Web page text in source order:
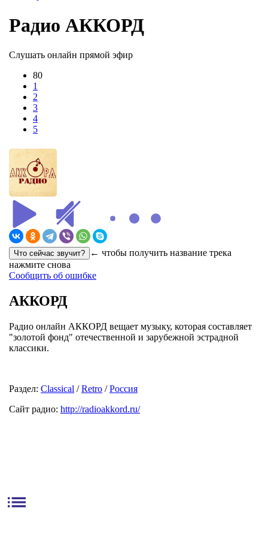
Радио АККОРД
Слушать онлайн прямой эфир
80
1
2
3
4
5
← чтобы получить название трека
нажмите снова
Сообщить об ошибке
АККОРД
Радио онлайн АККОРД вещает музыку, которая составляет
"золотой фонд" отечественной и зарубежной эстрадной
классики.
Раздел: Classical /Retro /Россия
Сайт радио: http://radioakkord.ru/
list